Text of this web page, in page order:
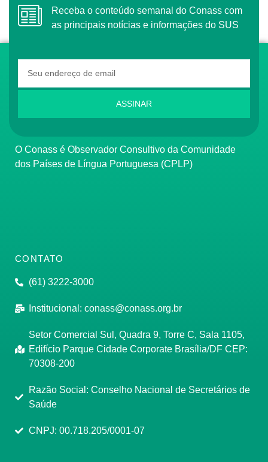
Receba o conteúdo semanal do Conass com
as principais notícias e informações do SUS
ASSINAR
O Conass é Observador Consultivo da Comunidade
dos Países de Língua Portuguesa (CPLP)
CONTATO
(61) 3222-3000
Institucional: conass@conass.org.br
Setor Comercial Sul, Quadra 9, Torre C, Sala 1105,
Edifício Parque Cidade Corporate Brasília/DF CEP:
70308-200
Razão Social: Conselho Nacional de Secretários de
Saúde
CNPJ: 00.718.205/0001-07